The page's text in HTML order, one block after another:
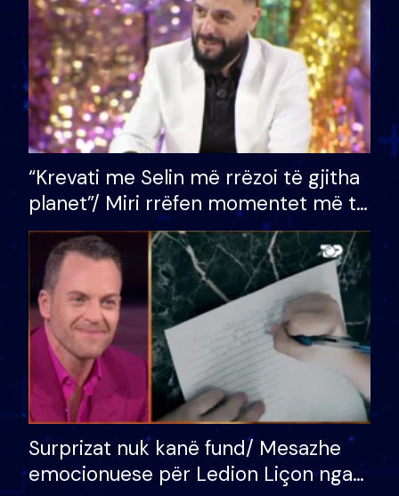
“Krevati me Selin më rrëzoi të gjitha
planet”/ Miri rrëfen momentet më të
bukura në shtëpinë e BB VIP: Do më
mungojë zilja e mëngjesit kur…
Surprizat nuk kanë fund/ Mesazhe
emocionuese për Ledion Liçon nga